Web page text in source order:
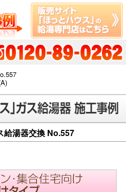
給湯器交換 No.557